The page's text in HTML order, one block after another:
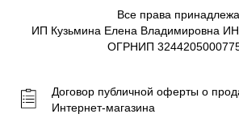
Все права
ИП Кузьмина Елена Владимировна
ОГРНИП
Договор публичной оферты о
Интернет-магазина